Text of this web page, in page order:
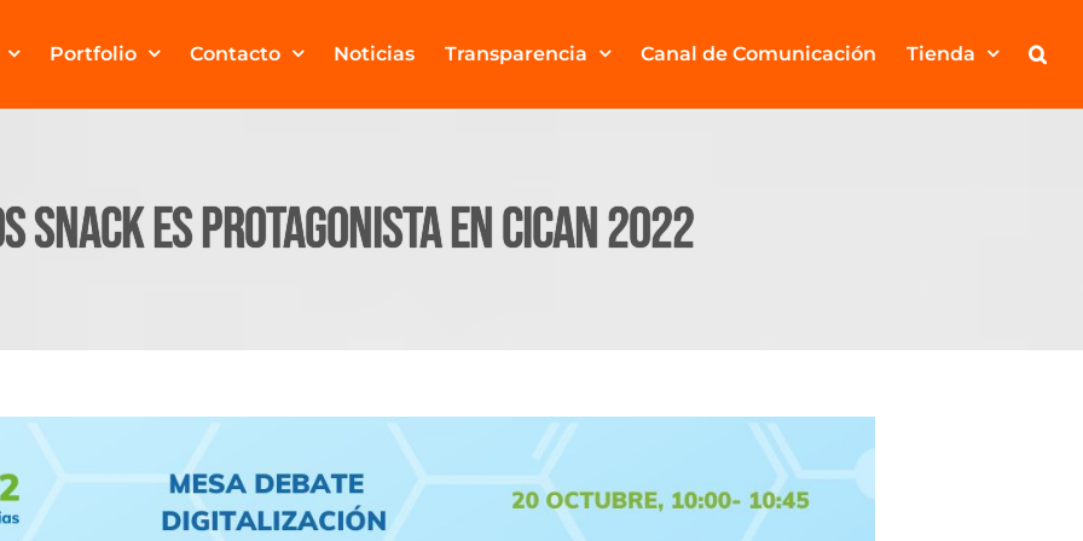
Portfolio Contacto Noticias Transparencia Canal de Comunicación Tienda
Snack es protagonista en CICAN 2022